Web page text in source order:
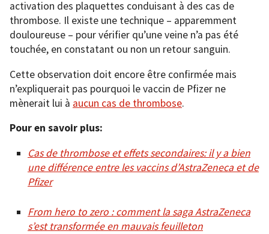
activation des plaquettes conduisant à des cas de
thrombose. Il existe une technique – apparemment
douloureuse – pour vérifier qu’une veine n’a pas été
touchée, en constatant ou non un retour sanguin.
Cette observation doit encore être confirmée mais
n’expliquerait pas pourquoi le vaccin de Pfizer ne
mènerait lui à aucun cas de thrombose.
Pour en savoir plus:
Cas de thrombose et effets secondaires: il y a bien
une différence entre les vaccins d’AstraZeneca et de
Pfizer
From hero to zero : comment la saga AstraZeneca
s’est transformée en mauvais feuilleton